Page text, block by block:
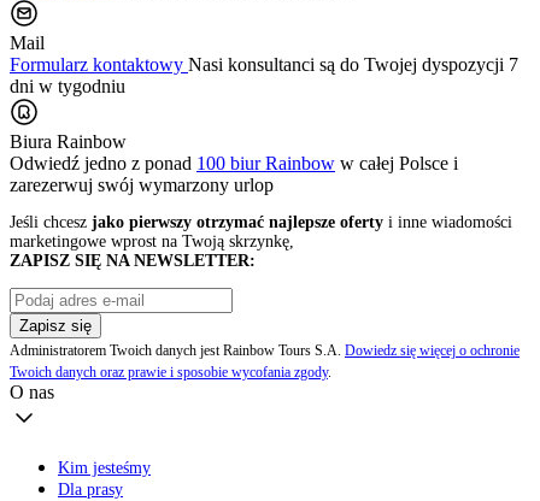
Mail
Formularz kontaktowy Nasi konsultanci są do Twojej dyspozycji 7
dni w tygodniu
Biura Rainbow
Odwiedź jedno z ponad 100 biur Rainbow w całej Polsce i
zarezerwuj swój wymarzony urlop
Jeśli chcesz jako pierwszy otrzymać najlepsze oferty i inne wiadomości
marketingowe wprost na Twoją skrzynkę,
ZAPISZ SIĘ NA NEWSLETTER:
Zapisz się
Administratorem Twoich danych jest Rainbow Tours S.A. Dowiedz się więcej o ochronie
Twoich danych oraz prawie i sposobie wycofania zgody.
O nas
Kim jesteśmy
Dla prasy